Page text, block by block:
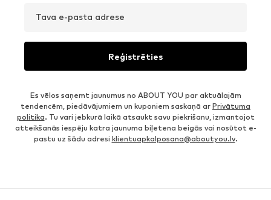
Tava e-pasta adrese
Reģistrēties
Es vēlos saņemt jaunumus no ABOUT YOU par aktuālajām
tendencēm, piedāvājumiem un kuponiem saskaņā ar Privātuma
politika. Tu vari jebkurā laikā atsaukt savu piekrišanu, izmantojot
atteikšanās iespēju katra jaunuma biļetena beigās vai nosūtot e-
pastu uz šādu adresi klientuapkalposana@aboutyou.lv.